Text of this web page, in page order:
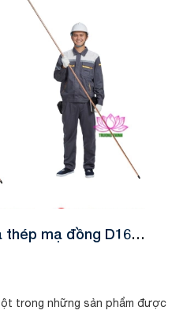
thép mạ đồng D16
trong những sản phẩm được